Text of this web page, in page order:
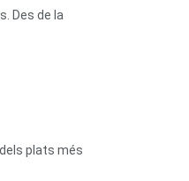
Des de la
plats més